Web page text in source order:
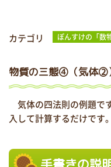
カテゴリ
ぽんすけの「数
物質の三態④（気体②
気体の四法則の例題で
入して計算するだけです。